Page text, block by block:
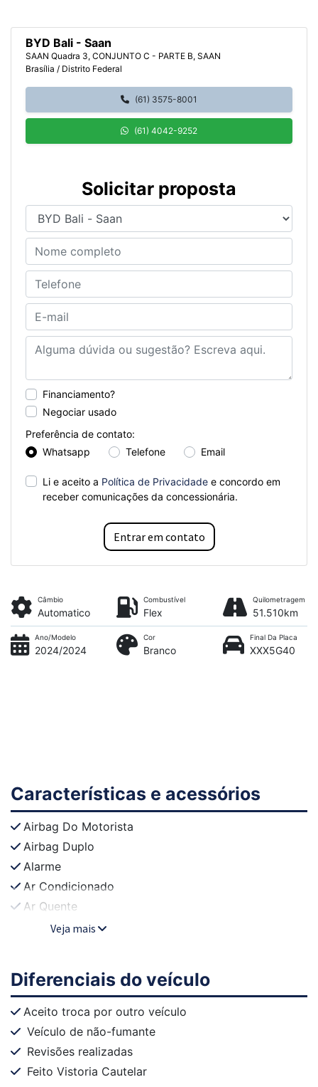
BYD Bali - Saan
SAAN Quadra 3, CONJUNTO C - PARTE B, SAAN
Brasília / Distrito Federal
(61) 3575-8001
(61) 4042-9252
Solicitar proposta
Financiamento?
Negociar usado
Preferência de contato:
Whatsapp
Telefone Email
Li e aceito a Política de Privacidade e concordo em
receber comunicações da concessionária.
Entrar em contato
Câmbio
Automatico
Combustível
Flex
Quilometragem
51.510km
Ano/Modelo
2024/2024
Cor
Branco
Final Da Placa
XXX5G40
Características e acessórios
Airbag Do Motorista
Airbag Duplo
Alarme
Ar Condicionado
Ar Quente
Veja mais
Diferenciais do veículo
Aceito troca por outro veículo
Veículo de não-fumante
Revisões realizadas
Feito Vistoria Cautelar